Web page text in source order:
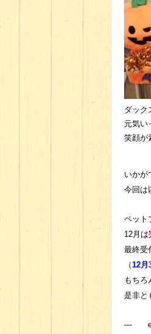
ダック
元気い
笑顔が
いかが
今回は
ペット
12月は
最終受
（12月
もちろ
是非と
― e